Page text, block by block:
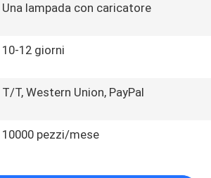
Una lampada con caricatore
10-12 giorni
T/T, Western Union, PayPal
10000 pezzi/mese